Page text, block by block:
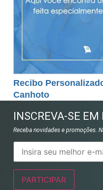
Recibo
Canhoto
INSCREVA-SE
Receba novidades e promoções.